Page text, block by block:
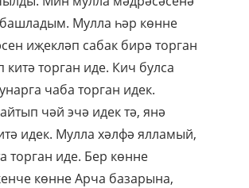
Мулла һәр көнне
иҗекләп сабак бирә торган
китә торган иде. Кич булса
чаба торган идек.
чәй эчә идек тә, янә
идек. Мулла хәлфә ялламый,
торган иде. Бер көнне
көнне Арча базарына,